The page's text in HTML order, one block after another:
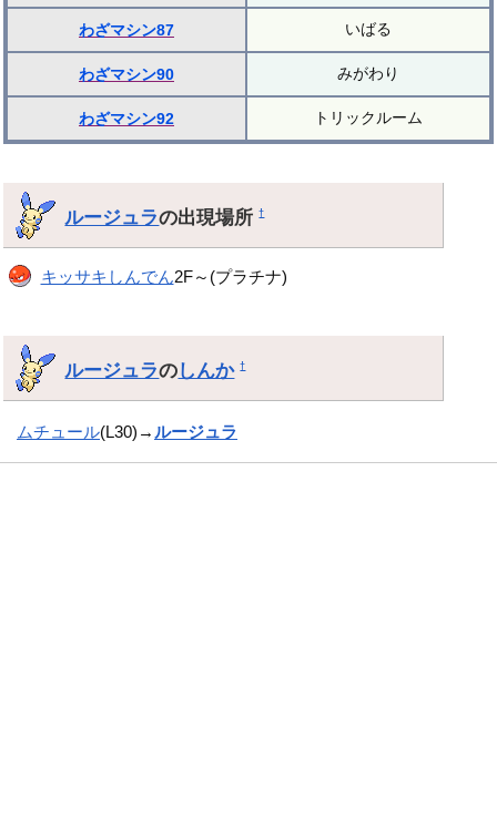
わざマシン87 いばる
わざマシン90 みがわり
わざマシン92 トリックルーム
ルージュラの出現場所†
キッサキしんでん2F～(プラチナ)
ルージュラのしんか †
ムチュール(L30)→ ルージュラ